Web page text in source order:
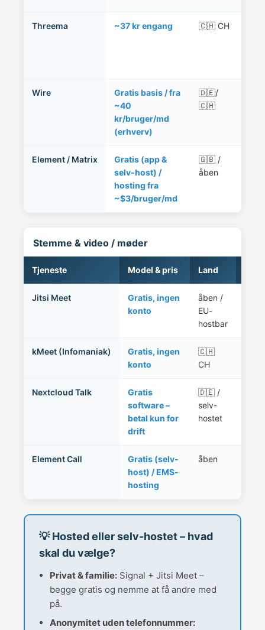
Threema ~37 kr engang 🇨🇭 CH
Wire
Gratis basis / fra
~40
kr/bruger/md
(erhverv)
🇩🇪/
🇨🇭
Element / Matrix
Gratis (app &
selv-host) /
hosting fra
~$3/bruger/md
🇬🇧 /
åben
Stemme & video / møder
Tjeneste Model & pris Land
Jitsi Meet
Gratis, ingen
konto
åben /
EU-
hostbar
kMeet (Infomaniak)
Gratis, ingen
konto
🇨🇭
CH
Nextcloud Talk
Gratis
software –
betal kun for
drift
🇩🇪 /
selv-
hostet
Element Call
Gratis (selv-
host) / EMS-
hosting
åben
💡 Hosted eller selv-hostet – hvad
skal du vælge?
Privat & familie: Signal + Jitsi Meet –
begge gratis og nemme at få andre med
på.
Anonymitet uden telefonnummer: